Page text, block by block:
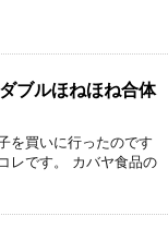
ブルほねほね合体
を買いに行ったのです
レです。 カバヤ食品の